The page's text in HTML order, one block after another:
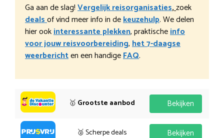
Ga aan de slag!Vergelijk reisorganisaties,zoek
dealsof vind meer info in dekeuzehulp. We delen
hier ookinteressante plekken, praktischeinfo
voor jouw reisvoorbereiding,het 7-daagse
weerberichten een handigeFAQ.
🥇 Grootste aanbod Bekijken
🥈 Scherpe deals Bekijken